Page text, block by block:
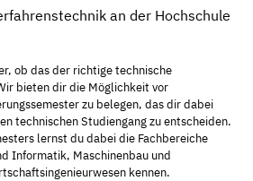
an der Hochschule
ob das der richtige technische
bieten dir die Möglichkeit vor
zu belegen, das dir dabei
technischen Studiengang zu entscheiden.
lernst du dabei die Fachbereiche
Informatik, Maschinenbau und
kennen.